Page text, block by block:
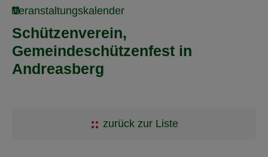
Veranstaltungskalender
Schützenverein,
Gemeindeschützenfest in
Andreasberg
zurück zur Liste